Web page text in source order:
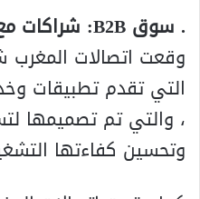
. سوق B2B: شراكات مع ZOHO و Vodafone
التي تقدم تطبيقات
، والتي تم تصميمها
وتحسين كفاءتها